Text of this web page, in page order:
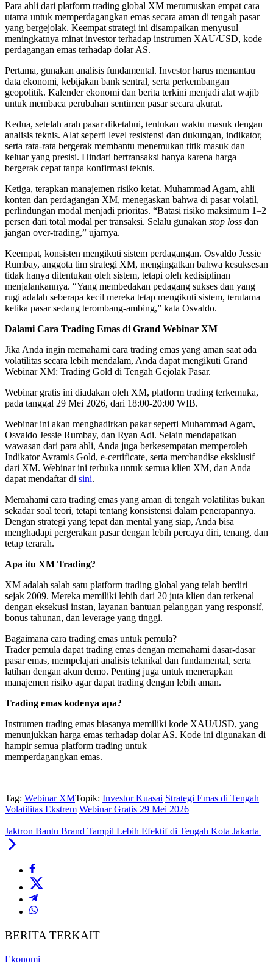
Para ahli dari platform trading global XM merumuskan empat cara
utama untuk memperdagangkan emas secara aman di tengah pasar
yang bergejolak. Keempat strategi ini disampaikan menyusul
meningkatnya minat investor terhadap instrumen XAU/USD, kode
perdagangan emas terhadap dolar AS.
Pertama, gunakan analisis fundamental. Investor harus memantau
data ekonomi, kebijakan bank sentral, serta perkembangan
geopolitik. Kalender ekonomi dan berita terkini menjadi alat wajib
untuk membaca perubahan sentimen pasar secara akurat.
Kedua, setelah arah pasar diketahui, tentukan waktu masuk dengan
analisis teknis. Alat seperti level resistensi dan dukungan, indikator,
serta rata-rata bergerak membantu menemukan titik masuk dan
keluar yang presisi. Hindari bertransaksi hanya karena harga
bergerak cepat tanpa konfirmasi teknis.
Ketiga, terapkan manajemen risiko ketat. Muhammad Agam, ahli
konten dan perdagangan XM, menegaskan bahwa di pasar volatil,
perlindungan modal menjadi prioritas. “Batasi risiko maksimum 1–2
persen dari total modal per transaksi. Selalu gunakan stop loss dan
jangan over-trading,” ujarnya.
Keempat, konsisten mengikuti sistem perdagangan. Osvaldo Jessie
Rumbay, anggota tim strategi XM, mengingatkan bahwa kesuksesan
tidak hanya ditentukan oleh sistem, tetapi oleh kedisiplinan
menjalankannya. “Yang membedakan pedagang sukses dan yang
rugi adalah seberapa kecil mereka tetap mengikuti sistem, terutama
ketika pasar sedang terombang-ambing,” kata Osvaldo.
Dalami Cara Trading Emas di Grand Webinar XM
Jika Anda ingin memahami cara trading emas yang aman saat ada
volatilitas secara lebih mendalam, Anda dapat mengikuti Grand
Webinar XM: Trading Gold di Tengah Gejolak Pasar.
Webinar gratis ini diadakan oleh XM, platform trading terkemuka,
pada tanggal 29 Mei 2026, dari 18:00-20:00 WIB.
Webinar ini akan menghadirkan pakar seperti Muhammad Agam,
Osvaldo Jessie Rumbay, dan Ryan Adi. Selain mendapatkan
wawasan dari para ahli, Anda juga berkesempatan memperoleh
Indikator Avramis Gold, e-certificate, serta merchandise eksklusif
dari XM. Webinar ini terbuka untuk semua klien XM, dan Anda
dapat mendaftar di sini.
Memahami cara trading emas yang aman di tengah volatilitas bukan
sekadar soal teori, tetapi tentang konsistensi dalam penerapannya.
Dengan strategi yang tepat dan mental yang siap, Anda bisa
menghadapi pergerakan pasar dengan lebih percaya diri, tenang, dan
tetap terarah.
Apa itu XM Trading?
XM adalah salah satu platform trading global yang telah berdiri
sejak 2009. Mereka memiliki lebih dari 20 juta klien dan terkenal
dengan eksekusi instan, layanan bantuan pelanggan yang responsif,
bonus tahunan, dan leverage yang tinggi.
Bagaimana cara trading emas untuk pemula?
Trader pemula dapat trading emas dengan memahami dasar-dasar
pasar emas, mempelajari analisis teknikal dan fundamental, serta
latihan dengan akun demo. Penting juga untuk menerapkan
manajemen risiko agar dapat trading dengan lebih aman.
Trading emas kodenya apa?
Instrumen trading emas biasanya memiliki kode XAU/USD, yang
menunjukkan harga emas terhadap dolar AS. Kode ini digunakan di
hampir semua platform trading untuk
memperdagangkan emas.
Tag: Webinar XMTopik: Investor Kuasai Strategi Emas di Tengah
Volatilitas Ekstrem Webinar Gratis 29 Mei 2026
Jaktron Bantu Brand Tampil Lebih Efektif di Tengah Kota Jakarta
BERITA TERKAIT
Ekonomi